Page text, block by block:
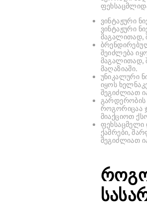
ვინტაჟური
ვინტაჟური
მაგალითად,
შეიძლება
მაგალითად,
მაღაზიაში.
უნიკალური
იყოს
შეგიძლიათ
გარდერობის
როგორიცაა
მიაქციოთ
ფეხსაცმელი
ქამრები,
შეგიძლიათ